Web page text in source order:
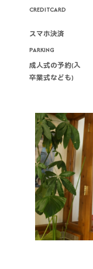
CREDITCARD
スマホ決済
PARKING
成人式の予約(入
卒業式なども)